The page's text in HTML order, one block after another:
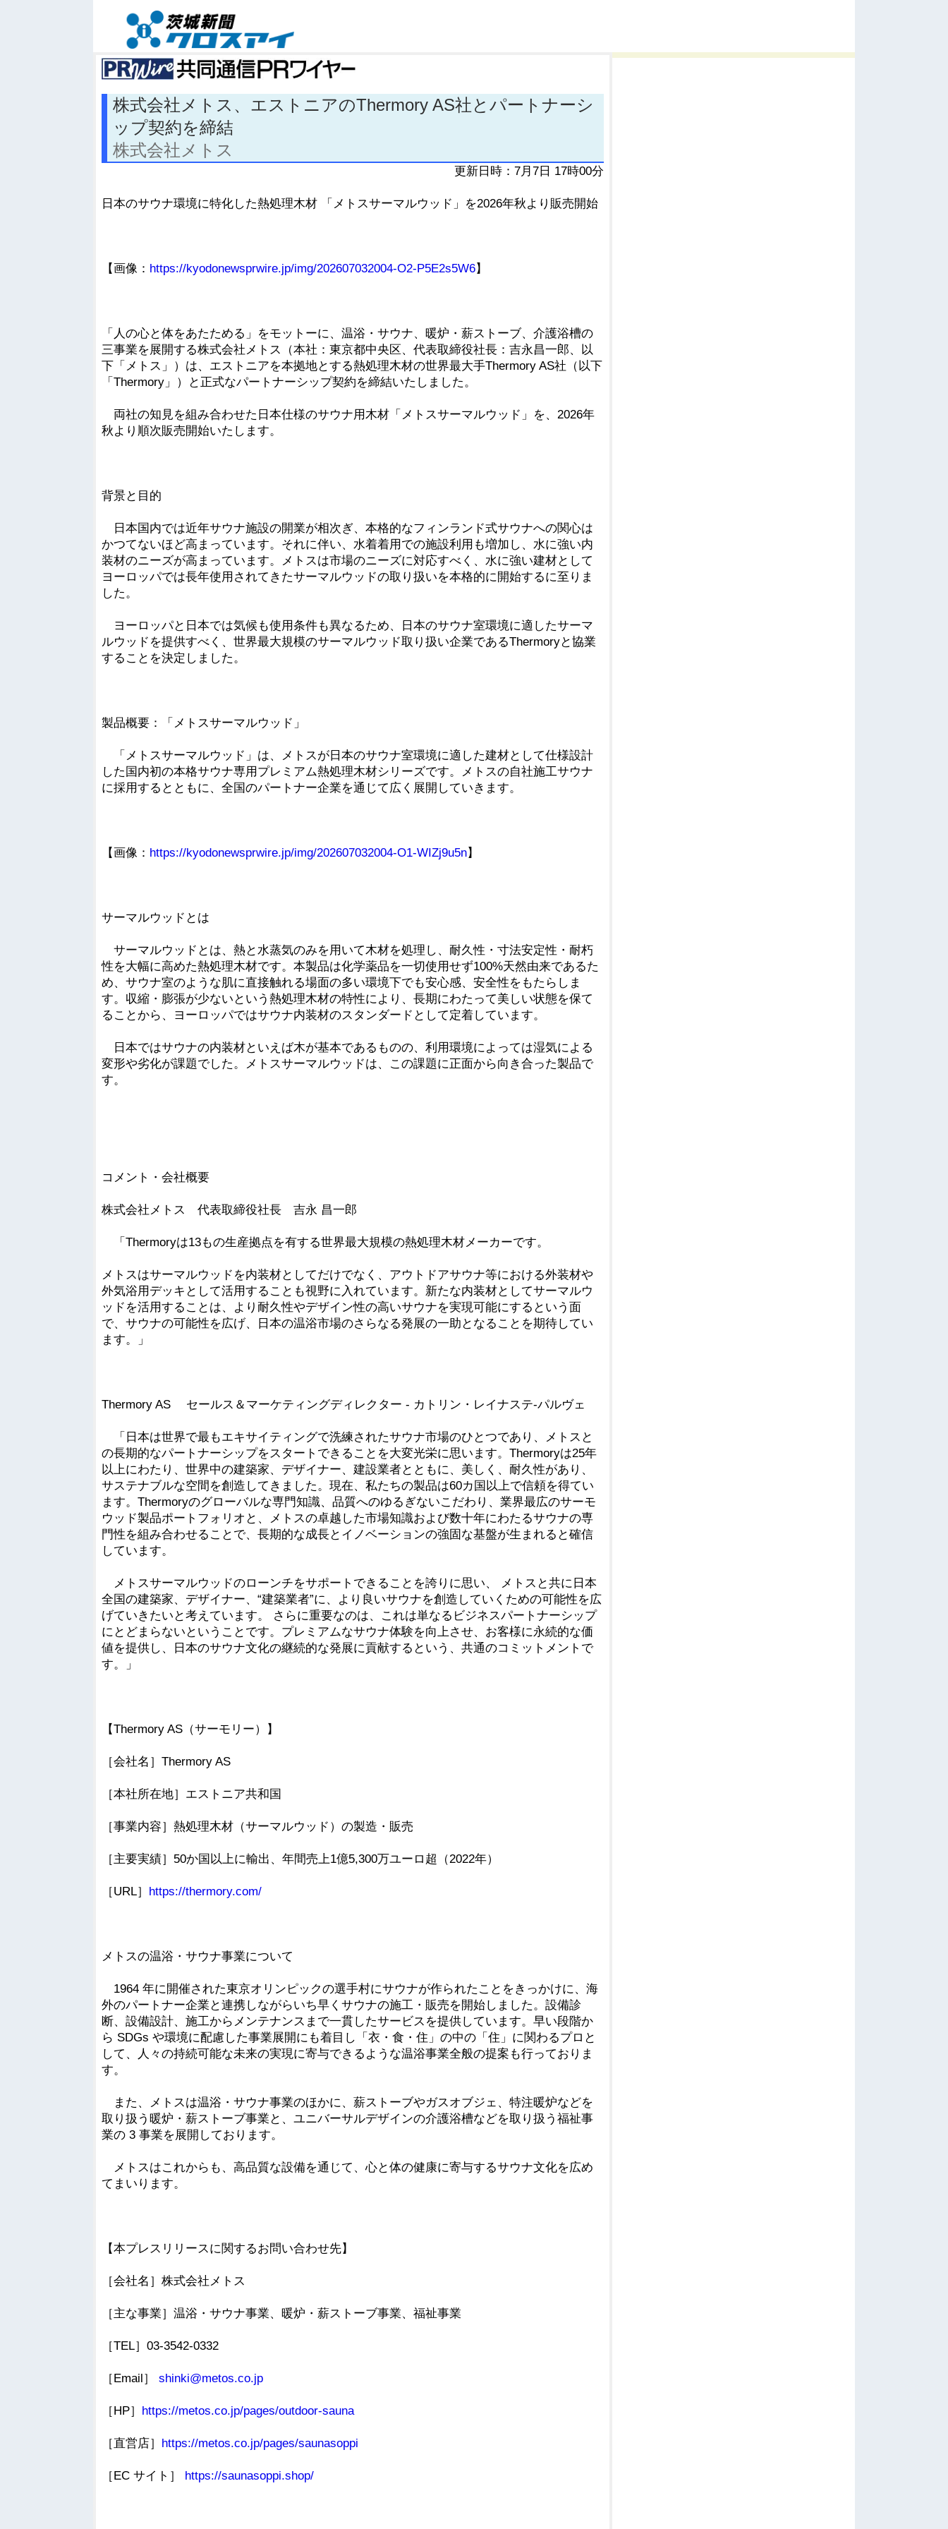
株式会社メトス、エストニアのThermory AS社とパートナーシ
ップ契約を締結
株式会社メトス
更新日時：7月7日 17時00分
日本のサウナ環境に特化した熱処理木材 「メトスサーマルウッド」を2026年秋より販売開始
【画像： https://kyodonewsprwire.jp/img/202607032004-O2-P5E2s5W6】
「人の心と体をあたためる」をモットーに、温浴・サウナ、暖炉・薪ストーブ、介護浴槽の
三事業を展開する株式会社メトス（本社：東京都中央区、代表取締役社長：吉永昌一郎、以
下「メトス」）は、エストニアを本拠地とする熱処理木材の世界最大手Thermory AS社（以下
「Thermory」）と正式なパートナーシップ契約を締結いたしました。
両社の知見を組み合わせた日本仕様のサウナ用木材「メトスサーマルウッド」を、2026年
秋より順次販売開始いたします。
背景と目的
日本国内では近年サウナ施設の開業が相次ぎ、本格的なフィンランド式サウナへの関心は
かつてないほど高まっています。それに伴い、水着着用での施設利用も増加し、水に強い内
装材のニーズが高まっています。メトスは市場のニーズに対応すべく、水に強い建材として
ヨーロッパでは長年使用されてきたサーマルウッドの取り扱いを本格的に開始するに至りま
した。
ヨーロッパと日本では気候も使用条件も異なるため、日本のサウナ室環境に適したサーマ
ルウッドを提供すべく、世界最大規模のサーマルウッド取り扱い企業であるThermoryと協業
することを決定しました。
製品概要：「メトスサーマルウッド」
「メトスサーマルウッド」は、メトスが日本のサウナ室環境に適した建材として仕様設計
した国内初の本格サウナ専用プレミアム熱処理木材シリーズです。メトスの自社施工サウナ
に採用するとともに、全国のパートナー企業を通じて広く展開していきます。
【画像： https://kyodonewsprwire.jp/img/202607032004-O1-WIZj9u5n】
サーマルウッドとは
サーマルウッドとは、熱と水蒸気のみを用いて木材を処理し、耐久性・寸法安定性・耐朽
性を大幅に高めた熱処理木材です。本製品は化学薬品を一切使用せず100%天然由来であるた
め、サウナ室のような肌に直接触れる場面の多い環境下でも安心感、安全性をもたらしま
す。収縮・膨張が少ないという熱処理木材の特性により、長期にわたって美しい状態を保て
ることから、ヨーロッパではサウナ内装材のスタンダードとして定着しています。
日本ではサウナの内装材といえば木が基本であるものの、利用環境によっては湿気による
変形や劣化が課題でした。メトスサーマルウッドは、この課題に正面から向き合った製品で
す。
コメント・会社概要
株式会社メトス 代表取締役社長 吉永 昌一郎
「Thermoryは13もの生産拠点を有する世界最大規模の熱処理木材メーカーです。
メトスはサーマルウッドを内装材としてだけでなく、アウトドアサウナ等における外装材や
外気浴用デッキとして活用することも視野に入れています。新たな内装材としてサーマルウ
ッドを活用することは、より耐久性やデザイン性の高いサウナを実現可能にするという面
で、サウナの可能性を広げ、日本の温浴市場のさらなる発展の一助となることを期待してい
ます。」
Thermory AS セールス＆マーケティングディレクター - カトリン・レイナステ-パルヴェ
「日本は世界で最もエキサイティングで洗練されたサウナ市場のひとつであり、メトスと
の長期的なパートナーシップをスタートできることを大変光栄に思います。Thermoryは25年
以上にわたり、世界中の建築家、デザイナー、建設業者とともに、美しく、耐久性があり、
サステナブルな空間を創造してきました。現在、私たちの製品は60カ国以上で信頼を得てい
ます。Thermoryのグローバルな専門知識、品質へのゆるぎないこだわり、業界最広のサーモ
ウッド製品ポートフォリオと、メトスの卓越した市場知識および数十年にわたるサウナの専
門性を組み合わせることで、長期的な成長とイノベーションの強固な基盤が生まれると確信
しています。
メトスサーマルウッドのローンチをサポートできることを誇りに思い、 メトスと共に日本
全国の建築家、デザイナー、“建築業者”に、より良いサウナを創造していくための可能性を広
げていきたいと考えています。 さらに重要なのは、これは単なるビジネスパートナーシップ
にとどまらないということです。プレミアムなサウナ体験を向上させ、お客様に永続的な価
値を提供し、日本のサウナ文化の継続的な発展に貢献するという、共通のコミットメントで
す。」
【Thermory AS（サーモリー）】
［会社名］Thermory AS
［本社所在地］エストニア共和国
［事業内容］熱処理木材（サーマルウッド）の製造・販売
［主要実績］50か国以上に輸出、年間売上1億5,300万ユーロ超（2022年）
［URL］ https://thermory.com/
メトスの温浴・サウナ事業について
1964 年に開催された東京オリンピックの選手村にサウナが作られたことをきっかけに、海
外のパートナー企業と連携しながらいち早くサウナの施工・販売を開始しました。設備診
断、設備設計、施工からメンテナンスまで一貫したサービスを提供しています。早い段階か
ら SDGs や環境に配慮した事業展開にも着目し「衣・食・住」の中の「住」に関わるプロと
して、人々の持続可能な未来の実現に寄与できるような温浴事業全般の提案も行っておりま
す。
また、メトスは温浴・サウナ事業のほかに、薪ストーブやガスオブジェ、特注暖炉などを
取り扱う暖炉・薪ストーブ事業と、ユニバーサルデザインの介護浴槽などを取り扱う福祉事
業の 3 事業を展開しております。
メトスはこれからも、高品質な設備を通じて、心と体の健康に寄与するサウナ文化を広め
てまいります。
【本プレスリリースに関するお問い合わせ先】
［会社名］株式会社メトス
［主な事業］温浴・サウナ事業、暖炉・薪ストーブ事業、福祉事業
［TEL］03-3542-0332
［Email］ shinki@metos.co.jp
［HP］ https://metos.co.jp/pages/outdoor-sauna
［直営店］ https://metos.co.jp/pages/saunasoppi
［EC サイト］ https://saunasoppi.shop/